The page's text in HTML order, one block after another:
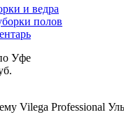
и ведра
полов
Уфе
Vilega Professional